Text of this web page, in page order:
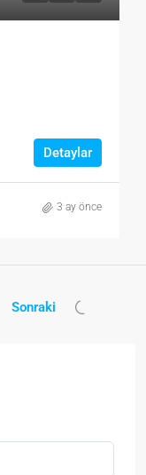
Detaylar
3 ay önce
Sonraki